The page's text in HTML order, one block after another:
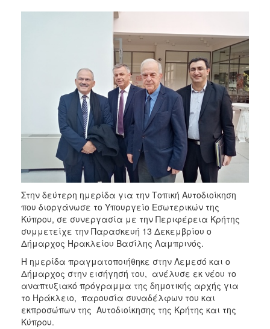
2006
ΕΠΙΣΚΕΠΤΗΣ
ΗΡΑΚΛΕΙΟ
Στην δεύτερη ημερίδα για την Τοπική Αυτοδιοίκηση
που διοργάνωσε το Υπουργείο Εσωτερικών της
Κύπρου, σε συνεργασία με την Περιφέρεια Κρήτης
συμμετείχε την Παρασκευή 13 Δεκεμβρίου ο
Δήμαρχος Ηρακλείου Βασίλης Λαμπρινός.
Η ημερίδα πραγματοποιήθηκε στην Λεμεσό και ο
Δήμαρχος στην εισήγησή του, ανέλυσε εκ νέου το
αναπτυξιακό πρόγραμμα της δημοτικής αρχής για
το Ηράκλειο, παρουσία συναδέλφων του και
εκπροσώπων της Αυτοδιοίκησης της Κρήτης και της
Κύπρου.